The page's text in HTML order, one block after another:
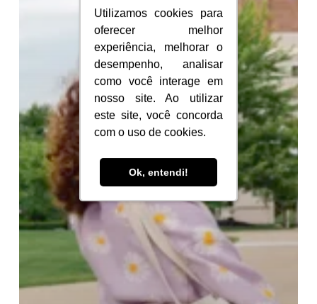
Utilizamos cookies para
oferecer melhor
experiência, melhorar o
desempenho, analisar
como você interage em
nosso site. Ao utilizar
este site, você concorda
com o uso de cookies.
Ok, entendi!
Utilizamos cookies para
oferecer melhor
experiência, melhorar o
desempenho, analisar
como você interage em
nosso site. Ao utilizar
este site, você concorda
com o uso de cookies.
Ok, entendi!